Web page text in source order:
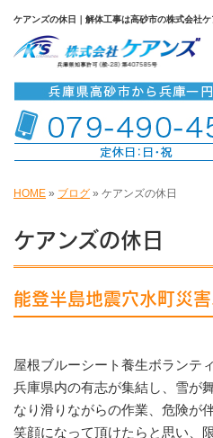
ケアンズの休日｜解体工事は高砂市の株式会社
HOME » ブログ » ケアンズの休日
ケアンズの休日
能登半島地震穴水町災
屋根ブルーシート養生ボランテ
兵庫県内の有志が集結し、雪が
なり滑りながらの作業、危険が
笑顔になって頂けたらと思い、